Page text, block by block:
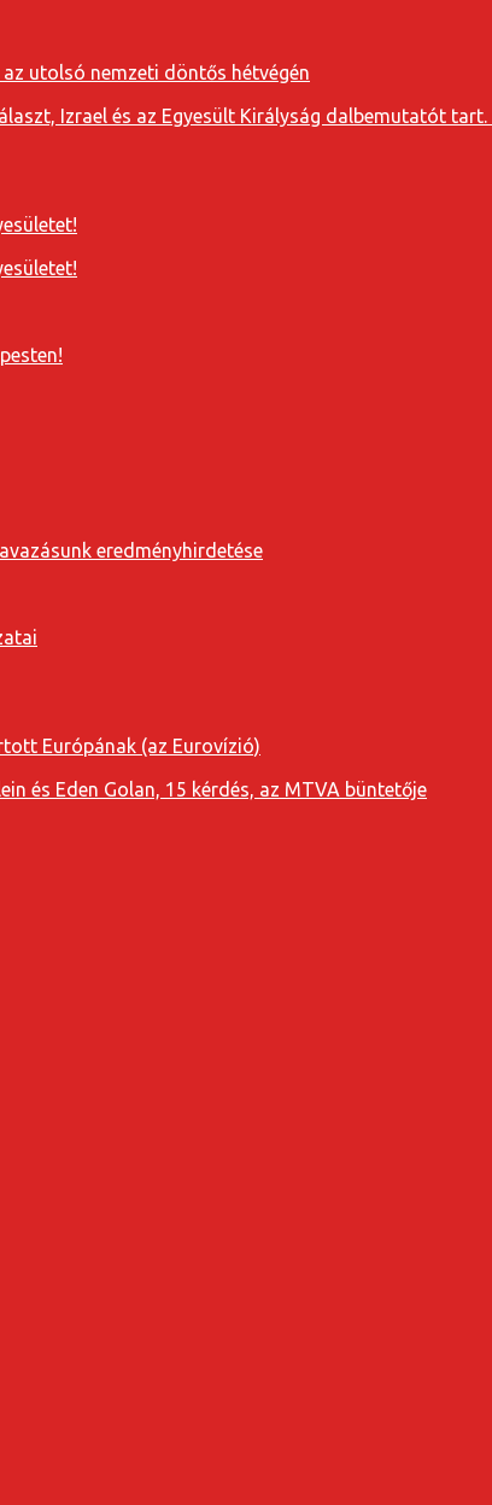
utolsó nemzeti döntős hétvégén
Izrael és az Egyesült Királyság dalbemutatót tart.
eredményhirdetése
Európának (az Eurovízió)
és Eden Golan, 15 kérdés, az MTVA büntetője